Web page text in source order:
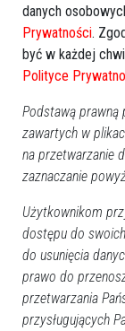
danych
Prywatności.
być w każdej
Polityce
Podstawą prawną
zawartych w
na przetwarzanie
zaznaczanie
Użytkownikom
dostępu do
do usunięcia
prawo do
przetwarzania
przysługujących